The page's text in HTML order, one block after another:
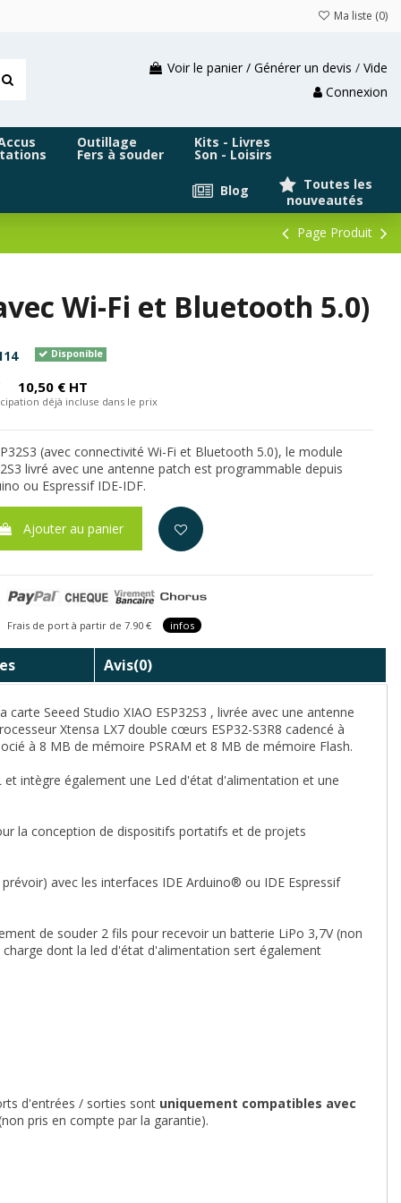
Ma liste (0)
Voir le panier / Générer un devis / Vide
Connexion
Outillage
Fers à souder
Kits - Livres
Son - Loisirs
Toutes les
nouveautés
Blog
Page Produit
Wi-Fi et Bluetooth 5.0)
Disponible
10,50 € HT
déjà incluse dans le prix
(avec connectivité Wi-Fi et Bluetooth 5.0), le module
livré avec une antenne patch est programmable depuis
ou Espressif IDE-IDF.
Ajouter au panier
de port à partir de 7.90 € infos
Avis(0)
Seeed Studio XIAO ESP32S3 , livrée avec une antenne
Xtensa LX7 double cœurs ESP32-S3R8 cadencé à
à 8 MB de mémoire PSRAM et 8 MB de mémoire Flash.
intègre également une Led d'état d'alimentation et une
la conception de dispositifs portatifs et de projets
avec les interfaces IDE Arduino® ou IDE Espressif
de souder 2 fils pour recevoir un batterie LiPo 3,7V (non
dont la led d'état d'alimentation sert également
d'entrées / sorties sont uniquement compatibles avec
pris en compte par la garantie).